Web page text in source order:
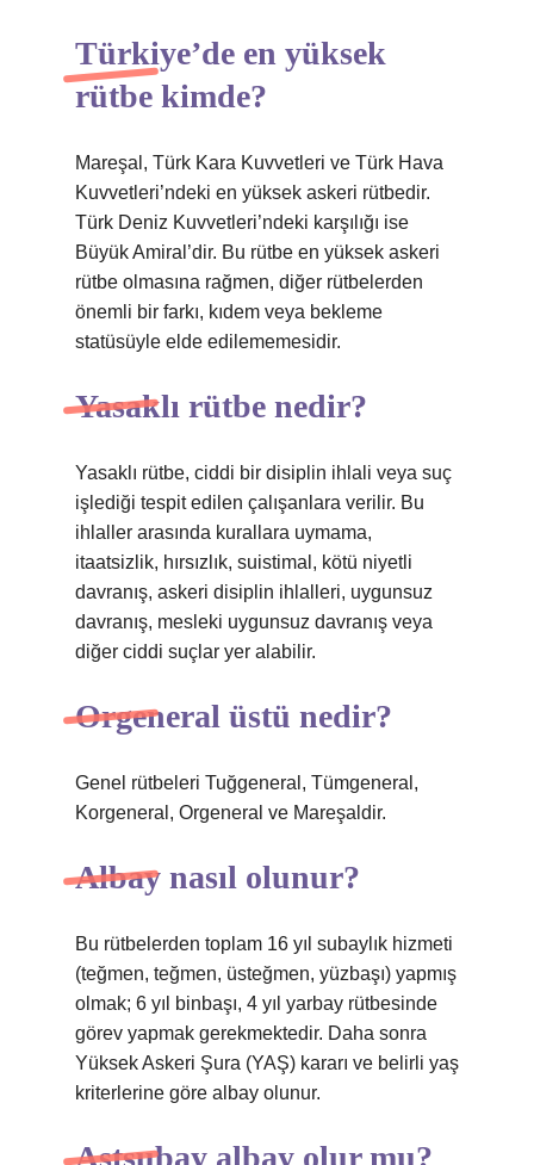
Türkiye’de en yüksek
rütbe kimde?
Mareşal, Türk Kara Kuvvetleri ve Türk Hava
Kuvvetleri’ndeki en yüksek askeri rütbedir.
Türk Deniz Kuvvetleri’ndeki karşılığı ise
Büyük Amiral’dir. Bu rütbe en yüksek askeri
rütbe olmasına rağmen, diğer rütbelerden
önemli bir farkı, kıdem veya bekleme
statüsüyle elde edilememesidir.
Yasaklı rütbe nedir?
Yasaklı rütbe, ciddi bir disiplin ihlali veya suç
işlediği tespit edilen çalışanlara verilir. Bu
ihlaller arasında kurallara uymama,
itaatsizlik, hırsızlık, suistimal, kötü niyetli
davranış, askeri disiplin ihlalleri, uygunsuz
davranış, mesleki uygunsuz davranış veya
diğer ciddi suçlar yer alabilir.
Orgeneral üstü nedir?
Genel rütbeleri Tuğgeneral, Tümgeneral,
Korgeneral, Orgeneral ve Mareşaldir.
Albay nasıl olunur?
Bu rütbelerden toplam 16 yıl subaylık hizmeti
(teğmen, teğmen, üsteğmen, yüzbaşı) yapmış
olmak; 6 yıl binbaşı, 4 yıl yarbay rütbesinde
görev yapmak gerekmektedir. Daha sonra
Yüksek Askeri Şura (YAŞ) kararı ve belirli yaş
kriterlerine göre albay olunur.
Astsubay albay olur mu?